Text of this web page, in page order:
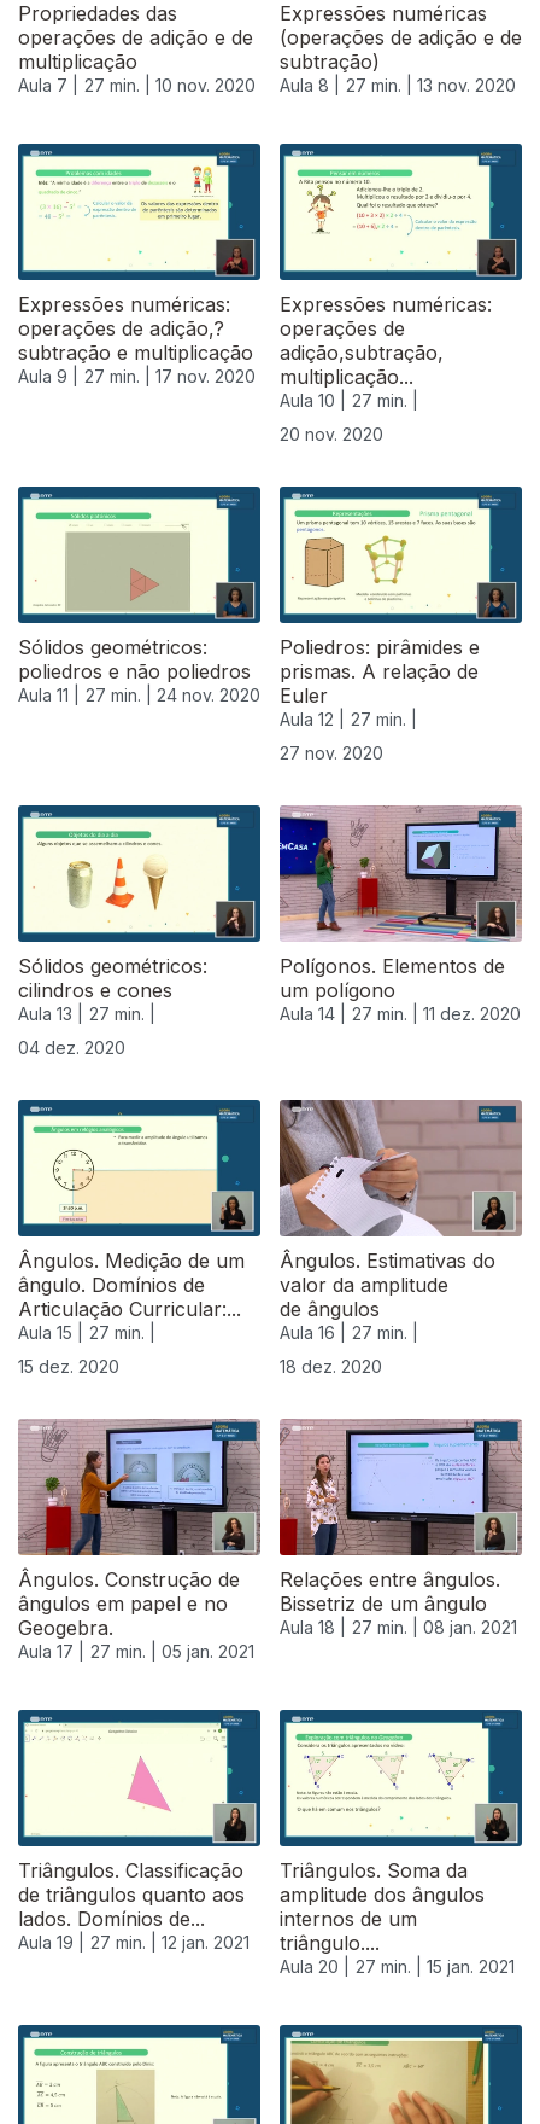
Propriedades das
operações de adição e de
multiplicação
Aula 7 | 27 min. | 10 nov. 2020
Expressões numéricas
(operações de adição e de
subtração)
Aula 8 | 27 min. | 13 nov. 2020
Expressões numéricas:
operações de adição,?
subtração e multiplicação
Aula 9 | 27 min. | 17 nov. 2020
Expressões numéricas:
operações de
adição,subtração,
multiplicação...
Aula 10 |
27 min. |
20 nov. 2020
Sólidos geométricos:
poliedros e não poliedros
Aula 11 | 27 min. | 24 nov. 2020
Poliedros: pirâmides e
prismas. A relação de
Euler
Aula 12 |
27 min. |
27 nov. 2020
508718
Sólidos geométricos:
cilindros e cones
Aula 13 |
27 min. |
04 dez. 2020
Polígonos. Elementos de
um polígono
Aula 14 | 27 min. | 11 dez. 2020
Ângulos. Medição de um
ângulo. Domínios de
Articulação Curricular:...
Aula 15 |
27 min. |
15 dez. 2020
Ângulos. Estimativas do
valor da amplitude
de ângulos
Aula 16 |
27 min. |
18 dez. 2020
Ângulos. Construção de
ângulos em papel e no
Geogebra.
Aula 17 | 27 min. | 05 jan. 2021
Relações entre ângulos.
Bissetriz de um ângulo
Aula 18 | 27 min. | 08 jan. 2021
Triângulos. Classificação
de triângulos quanto aos
lados. Domínios de...
Aula 19 | 27 min. | 12 jan. 2021
Triângulos. Soma da
amplitude dos ângulos
internos de um
triângulo....
Aula 20 | 27 min. | 15 jan. 2021